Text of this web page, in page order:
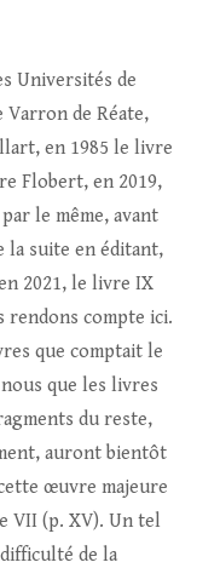
Universités de
Varron de Réate,
en 1985 le livre
Flobert, en 2019,
le même, avant
la suite en éditant,
2021, le livre IX
rendons compte ici.
que comptait le
que les livres
du reste,
auront bientôt
œuvre majeure
VII (p. XV). Un tel
de la